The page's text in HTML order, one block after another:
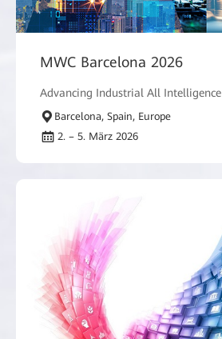
MWC Barcelona 2026
Advancing Industrial All Intelligence
Barcelona, Spain, Europe
2. – 5. März 2026